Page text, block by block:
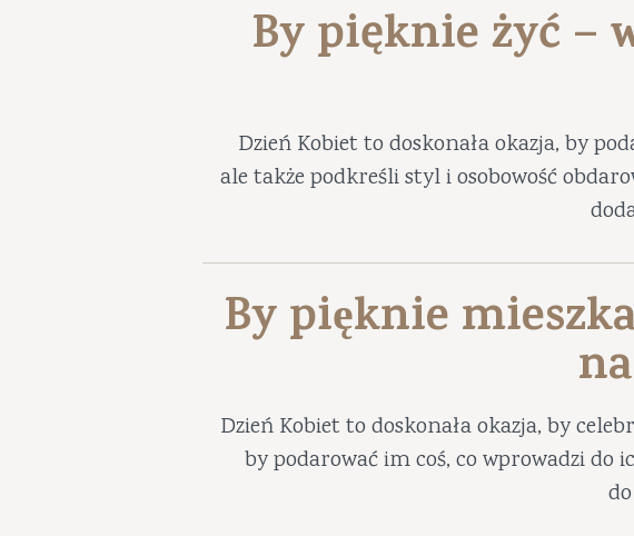
By pięknie żyć –
Dzień Kobiet to doskonała okazja, by
ale także podkreśli styl i osobowość
By pięknie
Dzień Kobiet to doskonała okazja, by
by podarować im coś, co wprowadzi do